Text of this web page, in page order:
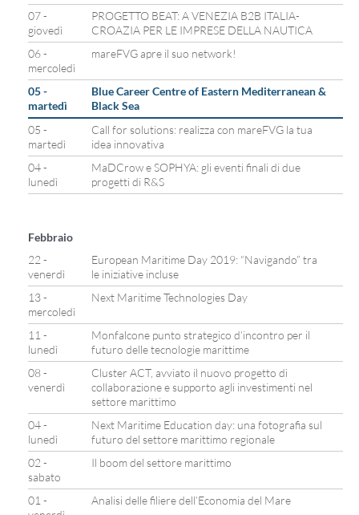
07 -
giovedì
PROGETTO BEAT: A VENEZIA B2B ITALIA-
CROAZIA PER LE IMPRESE DELLA NAUTICA
06 -
mercoledì
mareFVG apre il suo network!
05 -
martedì
Blue Career Centre of Eastern Mediterranean &
Black Sea
05 -
martedì
Call for solutions: realizza con mareFVG la tua
idea innovativa
04 -
lunedì
MaDCrow e SOPHYA: gli eventi finali di due
progetti di R&S
Febbraio
22 -
venerdì
European Maritime Day 2019: “Navigando” tra
le iniziative incluse
13 -
mercoledì
Next Maritime Technologies Day
11 -
lunedì
Monfalcone punto strategico d’incontro per il
futuro delle tecnologie marittime
08 -
venerdì
Cluster ACT, avviato il nuovo progetto di
collaborazione e supporto agli investimenti nel
settore marittimo
04 -
lunedì
Next Maritime Education day: una fotografia sul
futuro del settore marittimo regionale
02 -
sabato
Il boom del settore marittimo
01 -
Analisi delle filiere dell’Economia del Mare